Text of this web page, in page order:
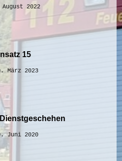
2022
15
März 2023
Juni 2020